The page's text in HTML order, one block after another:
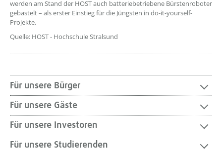
werden am Stand der HOST auch batteriebetriebene Bürstenroboter
gebastelt – als erster Einstieg für die Jüngsten in do-it-yourself-
Projekte.
Quelle: HOST - Hochschule Stralsund
Für unsere Bürger
Für unsere Gäste
Für unsere Investoren
Für unsere Studierenden